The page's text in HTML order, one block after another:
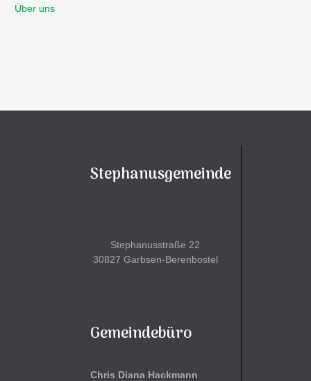
Über uns
Stephanusgemeinde
Stephanusstraße 22
30827 Garbsen-Berenbostel
Gemeindebüro
Chris Diana Hackmann